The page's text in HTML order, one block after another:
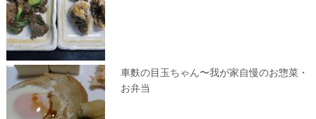
車麩の目玉ちゃん〜我が家自慢のお惣菜・
お弁当